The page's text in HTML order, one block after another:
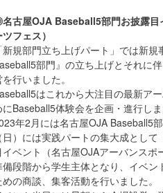
古屋OJA Baseball5部門お披露目
フェス）
新規部門立ち上げパート」では新
部門』の立ち上げとそれに
行いました。
はこれから大注目の最新ア
にBaseball5体験会を企画・進行しま
年2月には名古屋OJA Baseball5
日）には実践パートの集大成とし
イベント（名古屋OJAアーバンスポ
備段階から学生主体となり、イベ
めの商談、集客活動を行いました。